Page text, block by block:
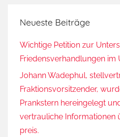
Neueste Beiträge
Wichtige Petition zur
Friedensverhandlungen im
Johann Wadephul,
Fraktionsvorsitzender,
Prankstern hereingelegt
vertrauliche Informationen
preis.